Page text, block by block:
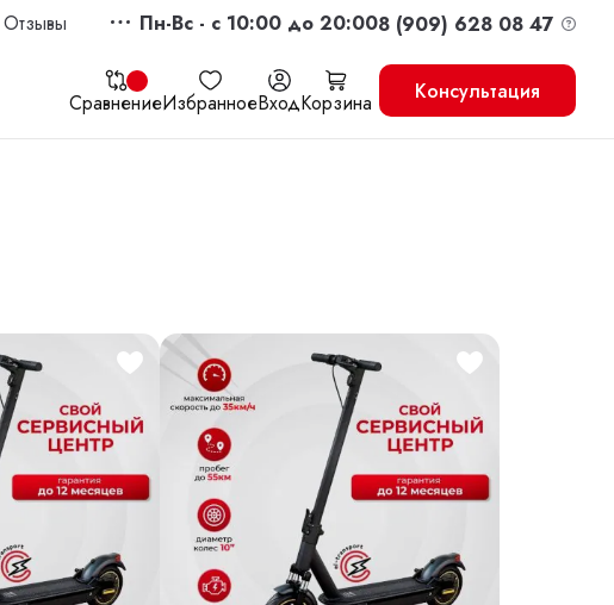
Отзывы Пн-Вс - c 10:00 до 20:008 (909) 628 08 47
СравнениеИзбранноеВходКорзина Консультация